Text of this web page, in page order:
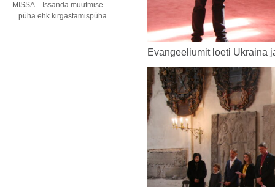
MISSA – Issanda muutmise
püha ehk kirgastamispüha
Evangeeliumit loeti Ukraina